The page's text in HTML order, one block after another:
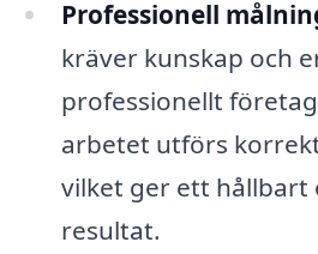
Professionell
kräver kunskap och
professionellt
arbetet utförs
vilket ger ett hållbart
resultat.